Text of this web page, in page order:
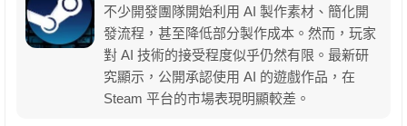
不少開發團隊開始利用 AI 製作素材、簡化開
發流程，甚至降低部分製作成本。然而，玩家
對 AI 技術的接受程度似乎仍然有限。最新研
究顯示，公開承認使用 AI 的遊戲作品，在
Steam 平台的市場表現明顯較差。